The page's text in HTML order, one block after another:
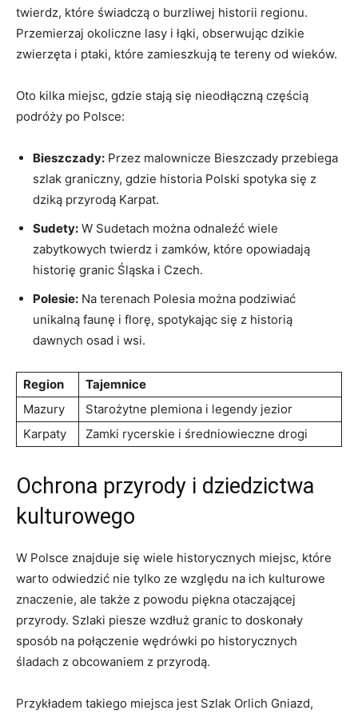
twierdz, które świadczą⁣ o ‌burzliwej historii⁢ regionu.‌
Przemierzaj okoliczne lasy i‍ łąki, obserwując dzikie
zwierzęta i ptaki, które zamieszkują te tereny od wieków.
Oto kilka miejsc, gdzie stają się nieodłączną częścią
podróży⁤ po Polsce:
Bieszczady: Przez malownicze Bieszczady przebiega
szlak ‌graniczny,​ gdzie historia Polski spotyka się z
dziką przyrodą​ Karpat.
Sudety: ​W Sudetach można odnaleźć wiele
zabytkowych⁣ twierdz i zamków, ⁤które opowiadają
historię granic Śląska i ‌Czech.
Polesie: Na terenach Polesia​ można podziwiać
unikalną ‍faunę i florę, ‍spotykając się⁢ z historią
dawnych osad i⁣ wsi.
Region
Tajemnice
Mazury
Starożytne plemiona i legendy jezior
Karpaty
Zamki rycerskie‍ i średniowieczne ⁤drogi
Ochrona‌ przyrody i dziedzictwa‌
kulturowego
W Polsce znajduje się wiele historycznych miejsc,⁢ które
warto ⁣odwiedzić nie tylko ze względu na ich⁤ kulturowe
⁣znaczenie, ale także z powodu piękna otaczającej
⁤przyrody. ‍Szlaki piesze ‌wzdłuż granic ​to doskonały
sposób na połączenie ⁣wędrówki po historycznych
śladach z‍ obcowaniem z ⁤przyrodą.
Przykładem takiego miejsca jest Szlak Orlich Gniazd,